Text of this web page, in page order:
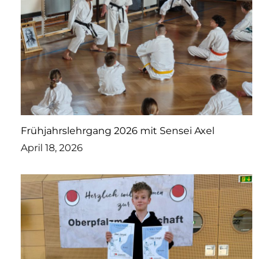
Frühjahrslehrgang 2026 mit Sensei Axel
April 18, 2026